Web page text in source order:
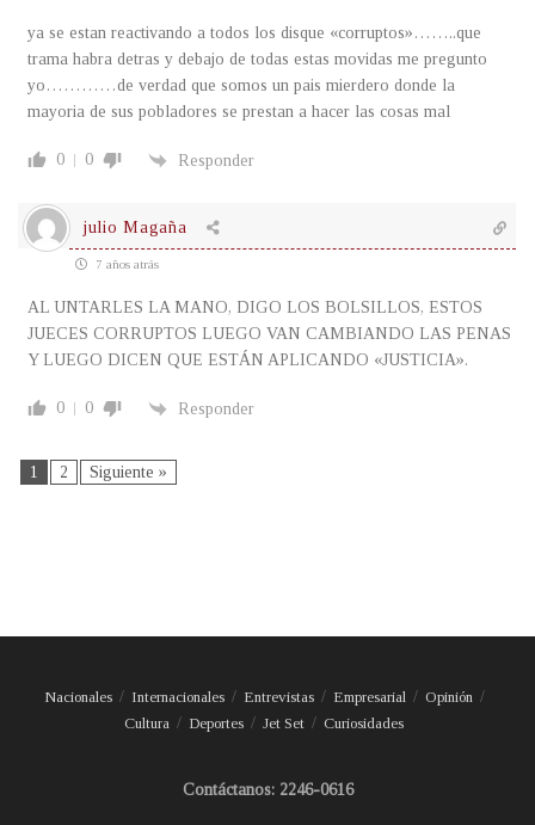
ya se estan reactivando a todos los disque «corruptos»……..que
trama habra detras y debajo de todas estas movidas me pregunto
yo…………de verdad que somos un pais mierdero donde la
mayoria de sus pobladores se prestan a hacer las cosas mal
0 0 Responder
julio Magaña
7 años atrás
AL UNTARLES LA MANO, DIGO LOS BOLSILLOS, ESTOS
JUECES CORRUPTOS LUEGO VAN CAMBIANDO LAS PENAS
Y LUEGO DICEN QUE ESTÁN APLICANDO «JUSTICIA».
0 0 Responder
1 2 Siguiente »
Nacionales Internacionales Entrevistas Empresarial
Opinión
Cultura
Deportes Jet Set Curiosidades
Contáctanos: 2246-0616